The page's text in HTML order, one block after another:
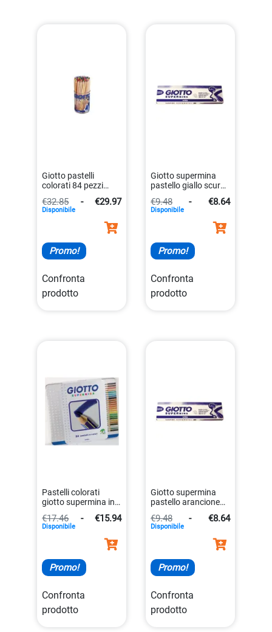
Giotto pastelli
colorati 84 pezzi
€32.85 - €29.97
Disponibile
Promo!
Confronta
prodotto
Giotto supermina
pastello giallo scuro
8000825239441
€9.48 - €8.64
Disponibile
Promo!
Confronta
prodotto
Pastelli colorati
giotto supermina in
24 pezzi
8000825236808
€17.46 - €15.94
Disponibile
Promo!
Confronta
prodotto
Giotto supermina
pastello arancione
extra large
8000825239519
€9.48 - €8.64
Disponibile
Promo!
Confronta
prodotto